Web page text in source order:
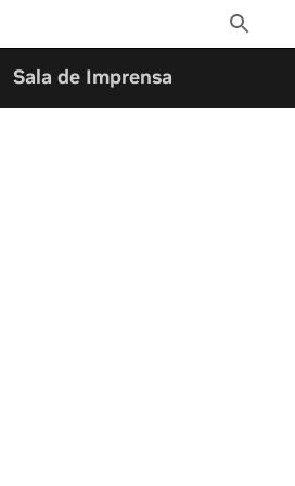
Toggle
Search
Sala de Imprensa